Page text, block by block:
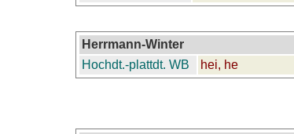
Herrmann-Winter
Hochdt.-plattdt. WB
hei, he